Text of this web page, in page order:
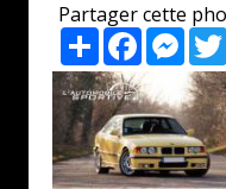
Partager cette
PartagerFacebook